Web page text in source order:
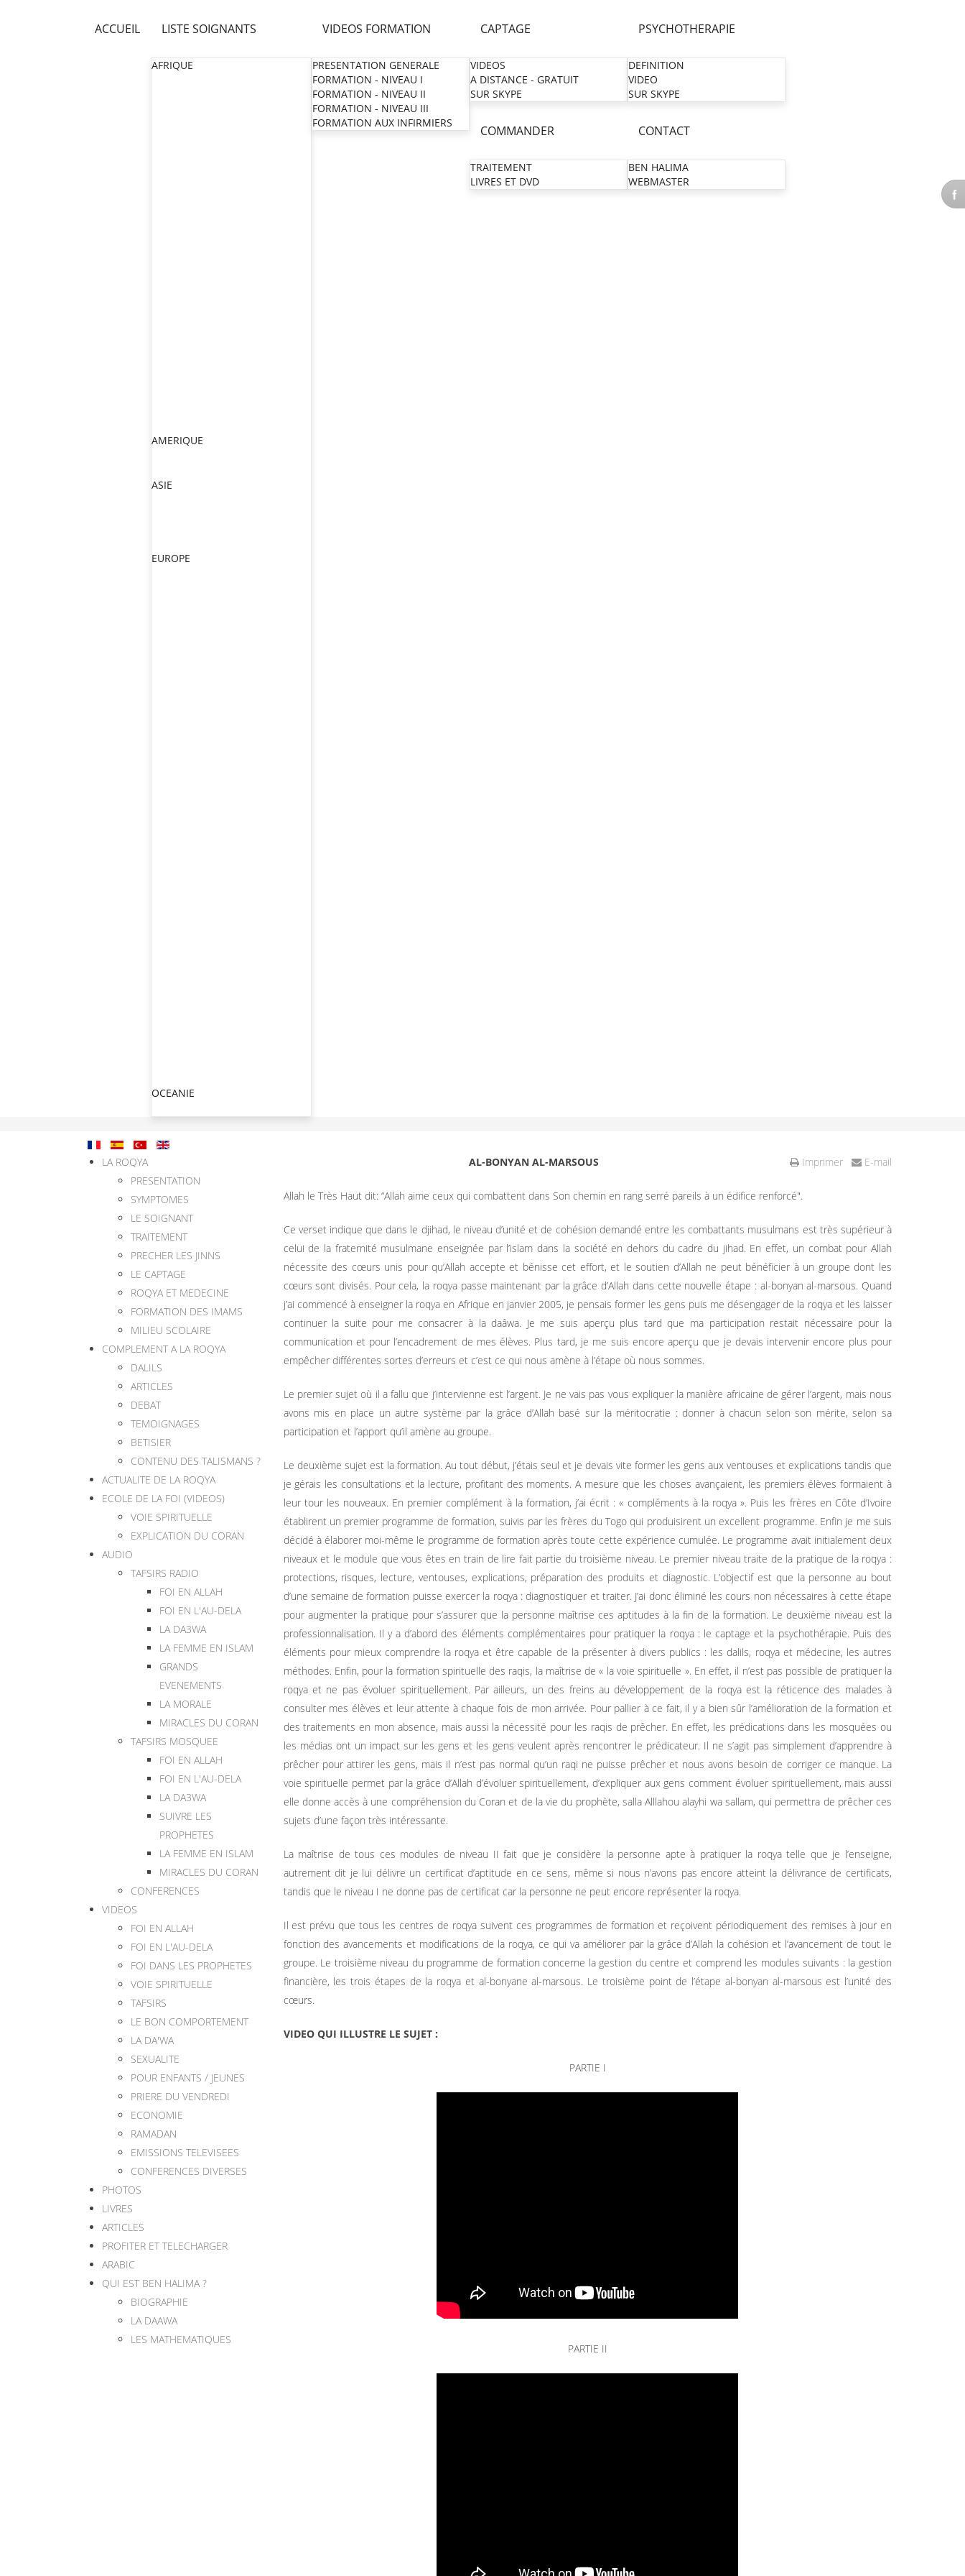
ACCUEIL LISTE SOIGNANTS
AFRIQUE
AMERIQUE
ASIE
EUROPE
OCEANIE
VIDEOS FORMATION
PRESENTATION GENERALE
FORMATION - NIVEAU I
FORMATION - NIVEAU II
FORMATION - NIVEAU III
FORMATION AUX INFIRMIERS
CAPTAGE
VIDEOS
A DISTANCE - GRATUIT
SUR SKYPE
PSYCHOTHERAPIE
DEFINITION
VIDEO
SUR SKYPE
COMMANDER
TRAITEMENT
LIVRES ET DVD
CONTACT
BEN HALIMA
WEBMASTER
LA ROQYA
PRESENTATION
SYMPTOMES
LE SOIGNANT
TRAITEMENT
PRECHER LES JINNS
LE CAPTAGE
ROQYA ET MEDECINE
FORMATION DES IMAMS
MILIEU SCOLAIRE
COMPLEMENT A LA ROQYA
DALILS
ARTICLES
DEBAT
TEMOIGNAGES
BETISIER
CONTENU DES TALISMANS ?
ACTUALITE DE LA ROQYA
ECOLE DE LA FOI (VIDEOS)
VOIE SPIRITUELLE
EXPLICATION DU CORAN
AUDIO
TAFSIRS RADIO
FOI EN ALLAH
FOI EN L'AU-DELA
LA DA3WA
LA FEMME EN ISLAM
GRANDS
EVENEMENTS
LA MORALE
MIRACLES DU CORAN
TAFSIRS MOSQUEE
FOI EN ALLAH
FOI EN L'AU-DELA
LA DA3WA
SUIVRE LES
PROPHETES
LA FEMME EN ISLAM
MIRACLES DU CORAN
CONFERENCES
VIDEOS
FOI EN ALLAH
FOI EN L'AU-DELA
FOI DANS LES PROPHETES
VOIE SPIRITUELLE
TAFSIRS
LE BON COMPORTEMENT
LA DA'WA
SEXUALITE
POUR ENFANTS / JEUNES
PRIERE DU VENDREDI
ECONOMIE
RAMADAN
EMISSIONS TELEVISEES
CONFERENCES DIVERSES
PHOTOS
LIVRES
ARTICLES
PROFITER ET TELECHARGER
ARABIC
QUI EST BEN HALIMA ?
BIOGRAPHIE
LA DAAWA
LES MATHEMATIQUES
Imprimer E-mail
AL-BONYAN AL-MARSOUS
Allah le Très Haut dit: “Allah aime ceux qui combattent dans Son chemin en rang serré pareils à un édifice renforcé".
Ce verset indique que dans le djihad, le niveau d’unité et de cohésion demandé entre les combattants musulmans est très supérieur à
celui de la fraternité musulmane enseignée par l’islam dans la société en dehors du cadre du jihad. En effet, un combat pour Allah
nécessite des cœurs unis pour qu’Allah accepte et bénisse cet effort, et le soutien d’Allah ne peut bénéficier à un groupe dont les
cœurs sont divisés. Pour cela, la roqya passe maintenant par la grâce d’Allah dans cette nouvelle étape : al-bonyan al-marsous. Quand
j’ai commencé à enseigner la roqya en Afrique en janvier 2005, je pensais former les gens puis me désengager de la roqya et les laisser
continuer la suite pour me consacrer à la daâwa. Je me suis aperçu plus tard que ma participation restait nécessaire pour la
communication et pour l’encadrement de mes élèves. Plus tard, je me suis encore aperçu que je devais intervenir encore plus pour
empêcher différentes sortes d’erreurs et c’est ce qui nous amène à l’étape où nous sommes.
Le premier sujet où il a fallu que j’intervienne est l’argent. Je ne vais pas vous expliquer la manière africaine de gérer l’argent, mais nous
avons mis en place un autre système par la grâce d’Allah basé sur la méritocratie : donner à chacun selon son mérite, selon sa
participation et l’apport qu’il amène au groupe.
Le deuxième sujet est la formation. Au tout début, j’étais seul et je devais vite former les gens aux ventouses et explications tandis que
je gérais les consultations et la lecture, profitant des moments. A mesure que les choses avançaient, les premiers élèves formaient à
leur tour les nouveaux. En premier complément à la formation, j’ai écrit : « compléments à la roqya ». Puis les frères en Côte d’Ivoire
établirent un premier programme de formation, suivis par les frères du Togo qui produisirent un excellent programme. Enfin je me suis
décidé à élaborer moi-même le programme de formation après toute cette expérience cumulée. Le programme avait initialement deux
niveaux et le module que vous êtes en train de lire fait partie du troisième niveau. Le premier niveau traite de la pratique de la roqya :
protections, risques, lecture, ventouses, explications, préparation des produits et diagnostic. L’objectif est que la personne au bout
d’une semaine de formation puisse exercer la roqya : diagnostiquer et traiter. J’ai donc éliminé les cours non nécessaires à cette étape
pour augmenter la pratique pour s’assurer que la personne maîtrise ces aptitudes à la fin de la formation. Le deuxième niveau est la
professionnalisation. Il y a d’abord des éléments complémentaires pour pratiquer la roqya : le captage et la psychothérapie. Puis des
éléments pour mieux comprendre la roqya et être capable de la présenter à divers publics : les dalils, roqya et médecine, les autres
méthodes. Enfin, pour la formation spirituelle des raqis, la maîtrise de « la voie spirituelle ». En effet, il n’est pas possible de pratiquer la
roqya et ne pas évoluer spirituellement. Par ailleurs, un des freins au développement de la roqya est la réticence des malades à
consulter mes élèves et leur attente à chaque fois de mon arrivée. Pour pallier à ce fait, il y a bien sûr l’amélioration de la formation et
des traitements en mon absence, mais aussi la nécessité pour les raqis de prêcher. En effet, les prédications dans les mosquées ou
les médias ont un impact sur les gens et les gens veulent après rencontrer le prédicateur. Il ne s’agit pas simplement d’apprendre à
prêcher pour attirer les gens, mais il n’est pas normal qu’un raqi ne puisse prêcher et nous avons besoin de corriger ce manque. La
voie spirituelle permet par la grâce d’Allah d’évoluer spirituellement, d’expliquer aux gens comment évoluer spirituellement, mais aussi
elle donne accès à une compréhension du Coran et de la vie du prophète, salla Alllahou alayhi wa sallam, qui permettra de prêcher ces
sujets d’une façon très intéressante.
La maîtrise de tous ces modules de niveau II fait que je considère la personne apte à pratiquer la roqya telle que je l’enseigne,
autrement dit je lui délivre un certificat d’aptitude en ce sens, même si nous n’avons pas encore atteint la délivrance de certificats,
tandis que le niveau I ne donne pas de certificat car la personne ne peut encore représenter la roqya.
Il est prévu que tous les centres de roqya suivent ces programmes de formation et reçoivent périodiquement des remises à jour en
fonction des avancements et modifications de la roqya, ce qui va améliorer par la grâce d’Allah la cohésion et l’avancement de tout le
groupe. Le troisième niveau du programme de formation concerne la gestion du centre et comprend les modules suivants : la gestion
financière, les trois étapes de la roqya et al-bonyane al-marsous. Le troisième point de l’étape al-bonyan al-marsous est l’unité des
cœurs.
VIDEO QUI ILLUSTRE LE SUJET :
PARTIE I
PARTIE II